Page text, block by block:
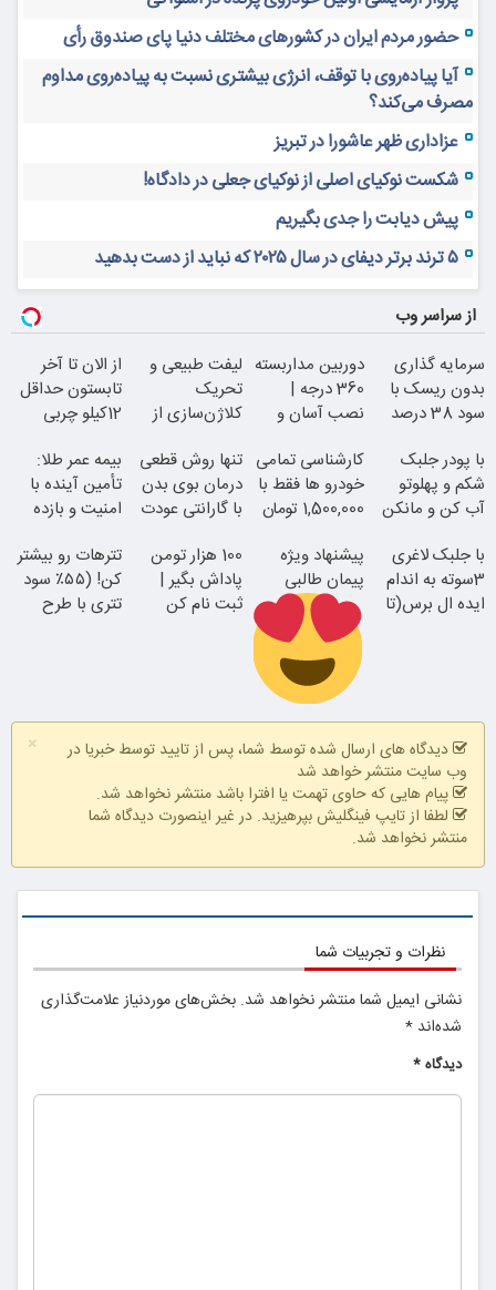
حضور مردم ایران در کشورهای مختلف دنیا پای صندوق رأی
آیا پیاده‌روی با توقف، انرژی بیشتری نسبت به پیاده‌روی مداوم
مصرف می‌کند؟
عزاداری ظهر عاشورا در تبریز
شکست نوکیای اصلی از نوکیای جعلی در دادگاه!
پیش دیابت را جدی بگیریم
۵ ترند برتر دیفای در سال ۲۰۲۵ که نباید از دست بدهید
از سراسر وب
سرمایه گذاری
بدون ریسک با
سود 38 درصد
دوربین مداربسته
360 درجه |
نصب آسان و
لیفت طبیعی و
تحریک
کلاژن‌سازی از
24ماه ماندگاری
جوان شو
از الان تا آخر
تابستون حداقل
12کیلو چربی
با پودر جلبک
شکم و پهلوتو
آب کن و مانکن
امشب)
کارشناسی تمامی
خودرو ها فقط با
1,500,000 تومان
تنها روش قطعی
درمان بوی بدن
با گارانتی عودت
بیمه عمر طلا:
تأمین آینده با
امنیت و بازده
با جلبک لاغری
3سوته به اندام
ایده ال برس(تا
پیشنهاد ویژه
پیمان طالبی
سفارش سورملینا
با تخفیف ویژه
100 هزار تومن
پاداش بگیر |
ثبت نام کن
تترهات رو بیشتر
کن! (۵۵٪ سود
تتری با طرح
×
دیدگاه های ارسال شده توسط شما، پس از تایید توسط خبریا در
وب سایت منتشر خواهد شد
پیام هایی که حاوی تهمت یا افترا باشد منتشر نخواهد شد.
لطفا از تایپ فینگلیش بپرهیزید. در غیر اینصورت دیدگاه شما
منتشر نخواهد شد.
نظرات و تجربیات شما
نشانی ایمیل شما منتشر نخواهد شد. بخش‌های موردنیاز علامت‌گذاری
شده‌اند *
دیدگاه*